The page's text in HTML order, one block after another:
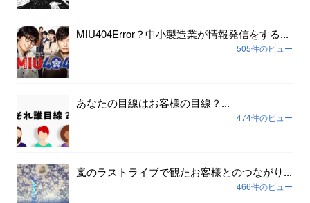
MIU404Error？中小製造業が情報発信をする...
505件のビュー
あなたの目線はお客様の目線？...
474件のビュー
嵐のラストライブで観たお客様とのつながり...
466件のビュー